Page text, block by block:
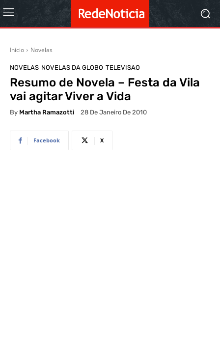
Início Novelas
NOVELAS NOVELAS DA GLOBO TELEVISAO
Resumo de Novela – Festa da Vila
vai agitar Viver a Vida
By Martha Ramazotti 28 De Janeiro De 2010
Facebook X